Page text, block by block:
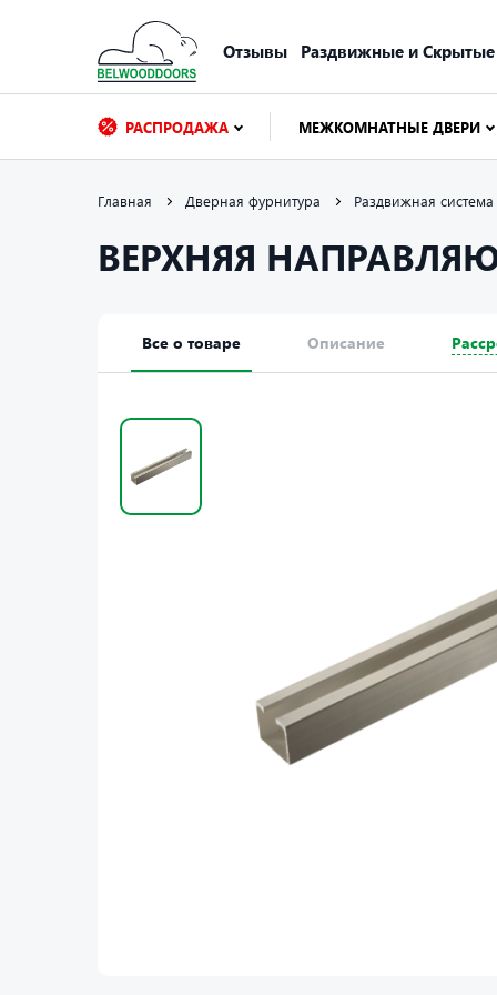
Отзывы Раздвижные и Скрытые
РАСПРОДАЖА МЕЖКОМНАТНЫЕ ДВЕРИ
Главная Дверная фурнитура Раздвижная система
ВЕРХНЯЯ
Все о товаре Описание